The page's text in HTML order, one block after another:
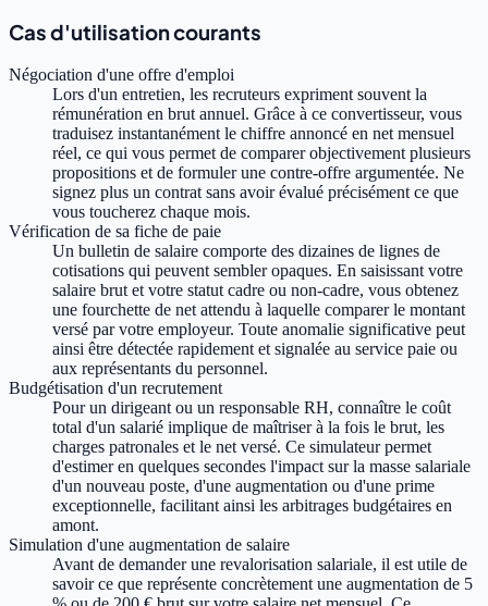
Cas d'utilisation courants
Négociation d'une offre d'emploi
Lors d'un entretien, les recruteurs expriment souvent la
rémunération en brut annuel. Grâce à ce convertisseur, vous
traduisez instantanément le chiffre annoncé en net mensuel
réel, ce qui vous permet de comparer objectivement plusieurs
propositions et de formuler une contre-offre argumentée. Ne
signez plus un contrat sans avoir évalué précisément ce que
vous toucherez chaque mois.
Vérification de sa fiche de paie
Un bulletin de salaire comporte des dizaines de lignes de
cotisations qui peuvent sembler opaques. En saisissant votre
salaire brut et votre statut cadre ou non-cadre, vous obtenez
une fourchette de net attendu à laquelle comparer le montant
versé par votre employeur. Toute anomalie significative peut
ainsi être détectée rapidement et signalée au service paie ou
aux représentants du personnel.
Budgétisation d'un recrutement
Pour un dirigeant ou un responsable RH, connaître le coût
total d'un salarié implique de maîtriser à la fois le brut, les
charges patronales et le net versé. Ce simulateur permet
d'estimer en quelques secondes l'impact sur la masse salariale
d'un nouveau poste, d'une augmentation ou d'une prime
exceptionnelle, facilitant ainsi les arbitrages budgétaires en
amont.
Simulation d'une augmentation de salaire
Avant de demander une revalorisation salariale, il est utile de
savoir ce que représente concrètement une augmentation de 5